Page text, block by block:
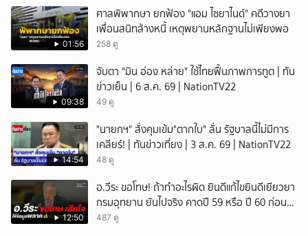
01:56
ศาลพิพากษา ยกฟ้อง "แอม ไซยาไนด์" คดีวางยา
เพื่อนสนิทล้างหนี้ เหตุพยานหลักฐานไม่เพียงพอ
258 ดู
09:38
จับตา "มิน อ่อง หล่าย" ใช้ไทยฟื้นภาพการทูต | ทัน
ข่าวเย็น | 6 ส.ค. 69 | NationTV22
49 ดู
14:54
"นายกฯ" สั่งคุมเข้ม"ตากใบ" ลั่น รัฐบาลนี้ไม่มีการ
เคลียร์! | ทันข่าวเที่ยง | 3 ส.ค. 69 | NationTV22
48 ดู
12:50
อ.วีระ ขอโทษ! ถ้าทำอะไรผิด ยินดีแก้ไขยินดีเยียวยา
กรมอุทยาน ยันไปจริง คาดปี 59 หรือ ปี 60 ก่อน
ปิดให้พัก
487 ดู